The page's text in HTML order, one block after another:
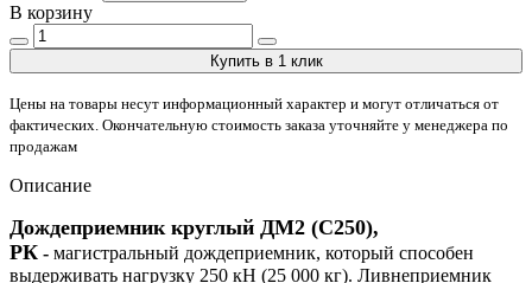
В корзину
Купить в 1 клик
Цены на товары несут информационный характер и могут отличаться от
фактических. Окончательную стоимость заказа уточняйте у менеджера по
продажам
Описание
Дождеприемник круглый ДМ2 (С250),
РК - магистральный дождеприемник, который способен
выдерживать нагрузку 250 кН (25 000 кг). Ливнеприемник